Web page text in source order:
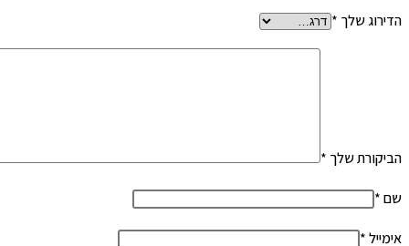
הדירוג שלך*
הביקורת שלך*
שם*
אימייל*